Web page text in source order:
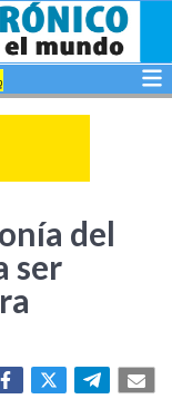
del
ser